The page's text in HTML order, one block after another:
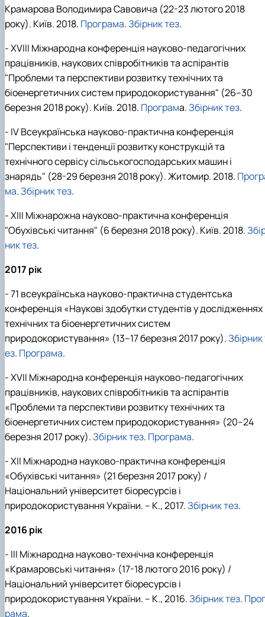
Крамарова Володимира Савовича (22-23 лютого 2018
року). Київ. 2018. Програма.Збірник тез.
- XVІІI Міжнародна конференція науково-педагогічних
працівників, наукових співробітників та аспірантів
"Проблеми та перспективи розвитку технічних та
біоенергетичних систем природокористування" (26–30
березня 2018 року). Київ. 2018. Програма.Збірник тез.
- IV Всеукраїнська науково-практична конференція
"Перспективи і тенденції розвитку конструкцій та
технічного сервісу сільськогосподарських машин і
знарядь" (28-29 березня 2018 року). Житомир. 2018.
ма.Збірник тез.
- ХІІІ Міжнарожна науково-практична конференція
"Обухівські читання" (6 березня 2018 року). Київ. 2018.
ник тез.
2017 рік
- 71 всеукраїнська науково-практична студентська
конференція «Наукові здобутки студентів у дослідженнях
технічних та біоенергетичних систем
природокористування» (13–17 березня 2017 року).Збірник
ез. Програма.
- XVІI Міжнародна конференція науково-педагогічних
працівників, наукових співробітників та аспірантів
«Проблеми та перспективи розвитку технічних та
біоенергетичних систем природокористування» (20–24
березня 2017 року).Збірник тез. Програма.
- XII Міжнародна науково-практична конференція
«Обухівські читання» (21 березня 2017 року) /
Національний університет біоресурсів і
природокористування України. – К., 2017.Збірник тез.
2016 рік
- ІІІ Міжнародна науково-технічна конференція
«Крамаровські читання» (17-18 лютого 2016 року) /
Національний університет біоресурсів і
природокористування України. – К., 2016.Збірник тез. Прог
рама.